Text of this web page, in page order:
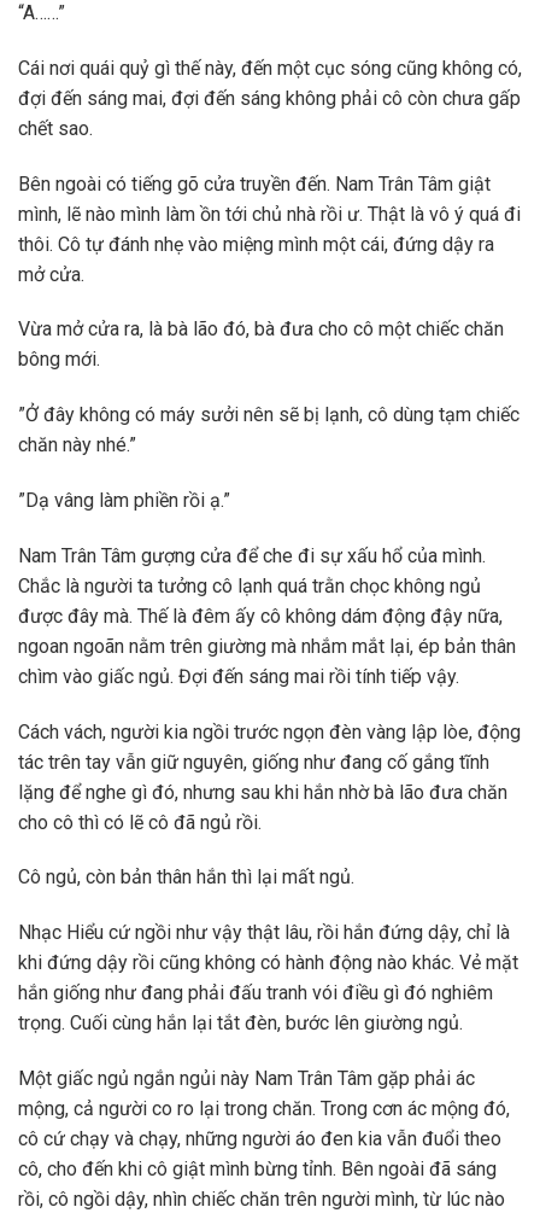
“A……”
Cái nơi quái quỷ gì thế này, đến một cục sóng cũng không có,
đợi đến sáng mai, đợi đến sáng không phải cô còn chưa gấp
chết sao.
Bên ngoài có tiếng gõ cửa truyền đến. Nam Trân Tâm giật
mình, lẽ nào mình làm ồn tới chủ nhà rồi ư. Thật là vô ý quá đi
thôi. Cô tự đánh nhẹ vào miệng mình một cái, đứng dậy ra
mở cửa.
Vừa mở cửa ra, là bà lão đó, bà đưa cho cô một chiếc chăn
bông mới.
”Ở đây không có máy sưởi nên sẽ bị lạnh, cô dùng tạm chiếc
chăn này nhé.”
”Dạ vâng làm phiền rồi ạ.”
Nam Trân Tâm gượng cửa để che đi sự xấu hổ của mình.
Chắc là người ta tưởng cô lạnh quá trằn chọc không ngủ
được đây mà. Thế là đêm ấy cô không dám động đậy nữa,
ngoan ngoãn nằm trên giường mà nhắm mắt lại, ép bản thân
chìm vào giấc ngủ. Đợi đến sáng mai rồi tính tiếp vậy.
Cách vách, người kia ngồi trước ngọn đèn vàng lập lòe, động
tác trên tay vẫn giữ nguyên, giống như đang cố gắng tĩnh
lặng để nghe gì đó, nhưng sau khi hắn nhờ bà lão đưa chăn
cho cô thì có lẽ cô đã ngủ rồi.
Cô ngủ, còn bản thân hắn thì lại mất ngủ.
Nhạc Hiểu cứ ngồi như vậy thật lâu, rồi hắn đứng dậy, chỉ là
khi đứng dậy rồi cũng không có hành động nào khác. Vẻ mặt
hắn giống như đang phải đấu tranh vói điều gì đó nghiêm
trọng. Cuối cùng hắn lại tắt đèn, bước lên giường ngủ.
Một giấc ngủ ngắn ngủi này Nam Trân Tâm gặp phải ác
mộng, cả người co ro lại trong chăn. Trong cơn ác mộng đó,
cô cứ chạy và chạy, những người áo đen kia vẫn đuổi theo
cô, cho đến khi cô giật mình bừng tỉnh. Bên ngoài đã sáng
rồi, cô ngồi dậy, nhìn chiếc chăn trên người mình, từ lúc nào